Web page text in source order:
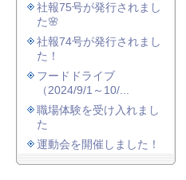
社報75号が発行されまし
た🌸
社報74号が発行されまし
た！
フードドライブ
（2024/9/1～10/...
職場体験を受け入れまし
た
運動会を開催しました！